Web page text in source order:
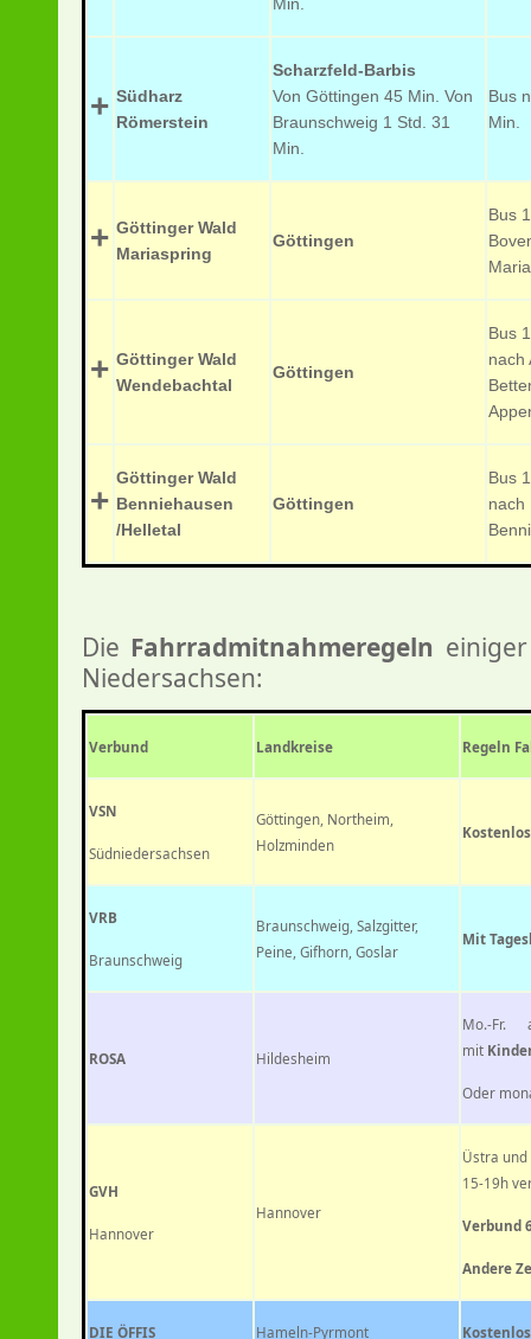
Min.
+ Südharz
Römerstein
Scharzfeld-Barbis
Von Göttingen 45 Min. Von
Braunschweig 1 Std. 31
Min.
Bus
Min.
+ Göttinger Wald
Mariaspring
Göttingen
Bus
+ Göttinger Wald
Wendebachtal
Göttingen
Bus
nach
+
Göttinger Wald
Benniehausen
/Helletal
Göttingen
Bus
nach
Die Fahrradmitnahmeregeln
Niedersachsen:
Verbund Landkreise Regeln
VSN
Südniedersachsen
Göttingen, Northeim,
Holzminden
VRB
Braunschweig
Braunschweig, Salzgitter,
Peine, Gifhorn, Goslar
Mit
ROSA Hildesheim
Mo.-
mit
Oder
GVH
Hannover
Hannover
Üstra und
15-19h
Verbund
Andere
DIE ÖFFIS Hameln-Pyrmont